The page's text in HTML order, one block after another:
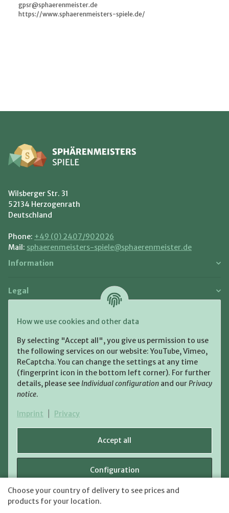
Choose your country of delivery to see prices and
products for your location.
Accept all
Configuration
How we use cookies and other data
By selecting "Accept all", you give us permission to use
the following services on our website: YouTube, Vimeo,
ReCaptcha. You can change the settings at any time
(fingerprint icon in the bottom left corner). For further
details, please see Individual configuration and ourPrivacy
notice.
Imprint Privacy
gpsr@sphaerenmeister.de
https://www.sphaerenmeisters-spiele.de/
Wilsberger Str. 31
52134 Herzogenrath
Deutschland
Phone: +49 (0) 2407/902026
Mail: sphaerenmeisters-spiele@sphaerenmeister.de
Information
Legal
Payment and Shipment
Shipping:
* All prices incl. VAT, plus shipping fees